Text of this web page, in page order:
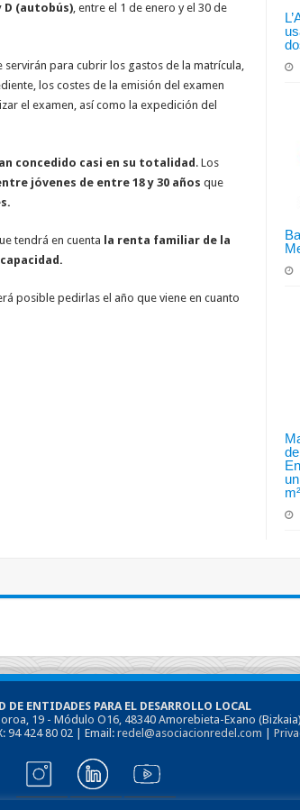
m²
D (autobús), entre el 1 de enero y el 30 de
servirán para cubrir los gastos de la matrícula,
los costes de la emisión del examen
el examen, así como la expedición del
concedido casi en su totalidad . Los
jóvenes de entre 18 y 30 años que
tendrá en cuenta la renta familiar de la
posible pedirlas el año que viene en cuanto
DE ENTIDADES PARA EL DESARROLLO LOCAL
19 - Módulo O16, 48340 Amorebieta-Exano (Bizkaia)
94 424 80 02 | Email: redel@asociacionredel.com